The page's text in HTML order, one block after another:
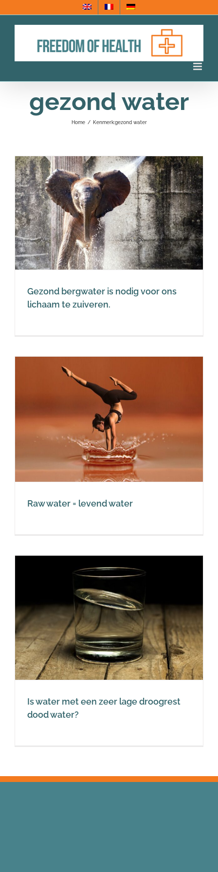
naar
gezond water
Home / Kenmerk:gezond water
Gezond bergwater is nodig voor ons
lichaam te zuiveren.
Raw water = levend water
Is water met een zeer lage droogrest
dood water?